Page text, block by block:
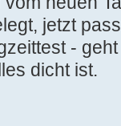
jetzt
-
dicht ist.